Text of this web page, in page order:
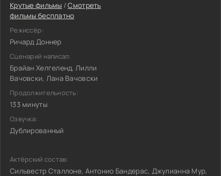
Крутые фильмы /Смотреть
фильмы бесплатно
Режиссёр:
Ричард Доннер
Сценарий написал:
Брайан Хелгеленд, Лилли
Вачовски, Лана Вачовски
Продолжительность:
133 минуты
Озвучка:
Дублированный
Актёрский состав:
Сильвестр Сталлоне, Антонио Бандерас, Джулианна Мур,